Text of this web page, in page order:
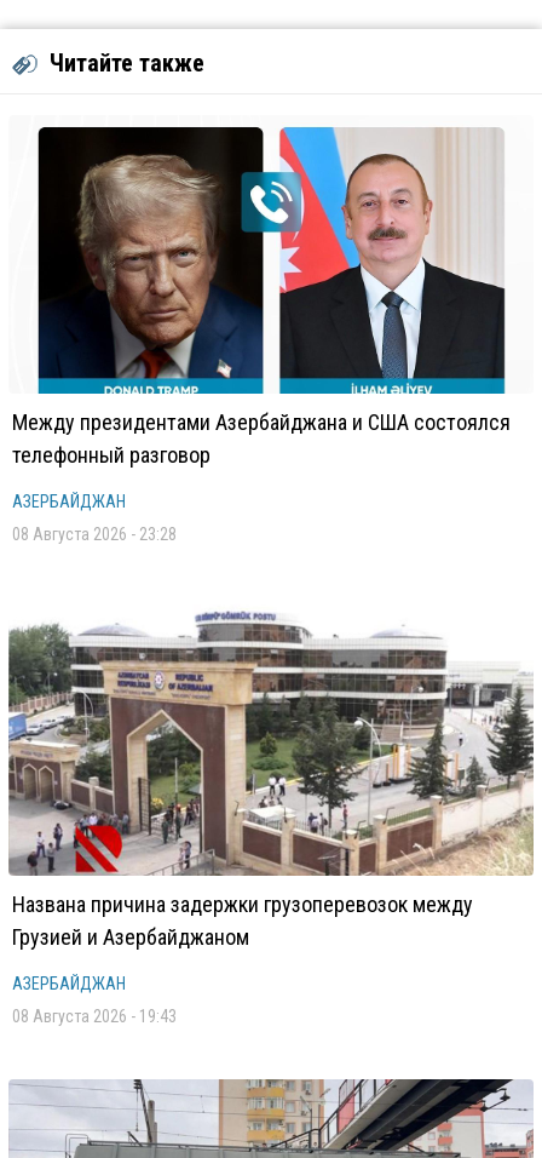
Читайте также
Между президентами Азербайджана и США состоялся
телефонный разговор
АЗЕРБАЙДЖАН
08 Августа 2026 - 23:28
Названа причина задержки грузоперевозок между
Грузией и Азербайджаном
АЗЕРБАЙДЖАН
08 Августа 2026 - 19:43